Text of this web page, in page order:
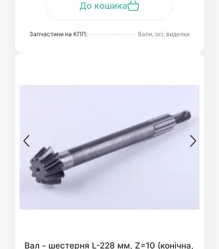
До кошика
Запчастини на КПП: Вали, осі, виделки
Вал - шестерня L-228 мм, Z=10 (конічна,